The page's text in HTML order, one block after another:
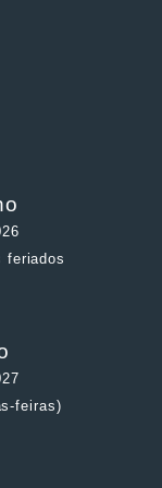
feriados
feiras)